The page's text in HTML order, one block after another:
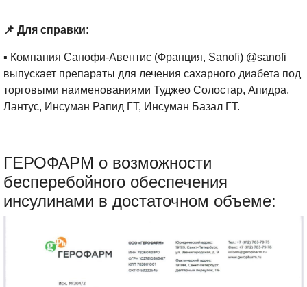
📌 Для справки:
▪ Компания Санофи-Авентис (Франция, Sanofi) @sanofi
выпускает препараты для лечения сахарного диабета под
торговыми наименованиями Туджео Солостар, Апидра,
Лантус, Инсуман Рапид ГТ, Инсуман Базал ГТ.
ГЕРОФАРМ о возможности
бесперебойного обеспечения
инсулинами в достаточном объеме: